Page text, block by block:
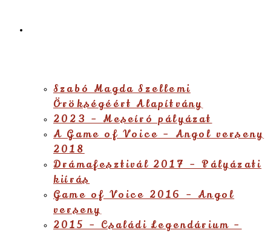
Szabó Magda Szellemi
Örökségéért Alapítvány
2023 – Meseíró pályázat
A Game of Voice – Angol verseny
2018
Drámafesztivál 2017 – Pályázati
kiírás
Game of Voice 2016 – Angol
verseny
2015 – Családi Legendárium –